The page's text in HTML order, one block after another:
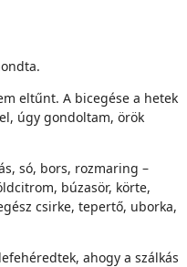
eltűnt. A bicegése a hetek
úgy gondoltam, örök
só, bors, rozmaring –
búzasör, körte,
csirke, tepertő, uborka,
ahogy a szálkás